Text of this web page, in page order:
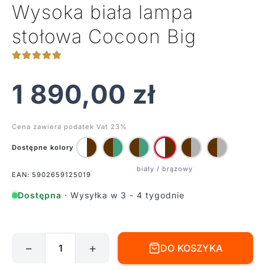
Wysoka biała lampa
stołowa Cocoon Big
1 890,00 zł
Cena zawiera podatek Vat 23%
Dostępne kolory
EAN: 5902659125019
Dostępna · Wysyłka w 3 - 4 tygodnie
− + DO KOSZYKA